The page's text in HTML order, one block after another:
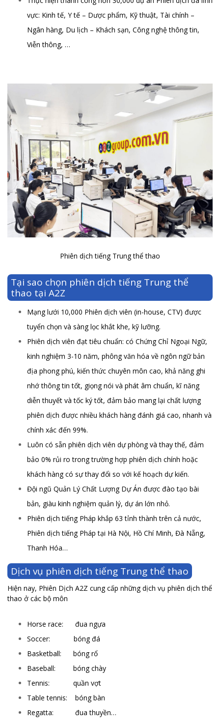
vực: Kinh tế, Y tế – Dược phẩm, Kỹ thuật, Tài chính –
Ngân hàng, Du lịch – Khách sạn, Công nghệ thông tin,
Viễn thông, …
Phiên dịch tiếng Trung thể thao
Tại sao chọn phiên dịch tiếng Trung thể
thao tại A2Z
Mạng lưới 10,000 Phiên dịch viên (in-house, CTV) được
tuyển chọn và sàng lọc khắt khe, kỹ lưỡng.
Phiên dịch viên đạt tiêu chuẩn: có Chứng Chỉ Ngoại Ngữ,
kinh nghiệm 3-10 năm, phông văn hóa về ngôn ngữ bản
địa phong phú, kiến thức chuyên môn cao, khả năng ghi
nhớ thông tin tốt, giọng nói và phát âm chuẩn, kĩ năng
diễn thuyết và tốc ký tốt, đảm bảo mang lại chất lượng
phiên dịch được nhiều khách hàng đánh giá cao, nhanh và
chính xác đến 99%.
Luôn có sẵn phiên dịch viên dự phòng và thay thế, đảm
bảo 0% rủi ro trong trường hợp phiên dịch chính hoặc
khách hàng có sự thay đổi so với kế hoạch dự kiến.
Đội ngũ Quản Lý Chất Lượng Dự Án được đào tạo bài
bản, giàu kinh nghiệm quản lý, dự án lớn nhỏ.
Phiên dịch tiếng Pháp khắp 63 tỉnh thành trên cả nước,
Phiên dịch tiếng Pháp tại Hà Nội, Hồ Chí Minh, Đà Nẵng,
Thanh Hóa…
Dịch vụ phiên dịch tiếng Trung thể thao
Hiện nay, Phiên Dịch A2Z cung cấp những dịch vụ phiên dịch thể
thao ở các bộ môn
Horse race: đua ngựa
Soccer: bóng đá
Basketball: bóng rổ
Baseball: bóng chày
Tennis: quần vợt
Table tennis: bóng bàn
Regatta: đua thuyền…